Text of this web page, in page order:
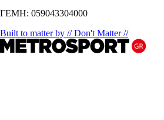
ΓΕΜΗ: 059043304000
Built to matter by // Don't Matter //